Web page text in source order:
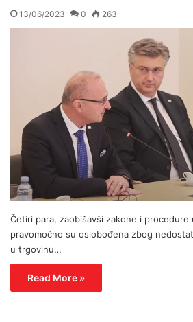
13/06/2023 0 263
Četiri para, zaobišavši zakone i procedure
pravomoćno su oslobođena zbog
u trgovinu…
Read More »